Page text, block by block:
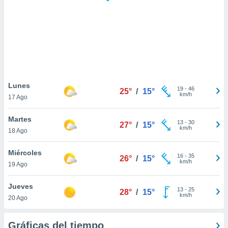
similares
como
sitio
de
traten tus
en
interés
su
Lunes
17 Ago
25° / 15° 19- 46
km/h
Martes
18 Ago
27° / 15° 13- 30
km/h
Miércoles
19 Ago
26° / 15° 16- 35
km/h
Jueves
20 Ago
28° / 15° 13- 25
km/h
Gráficas del tiempo